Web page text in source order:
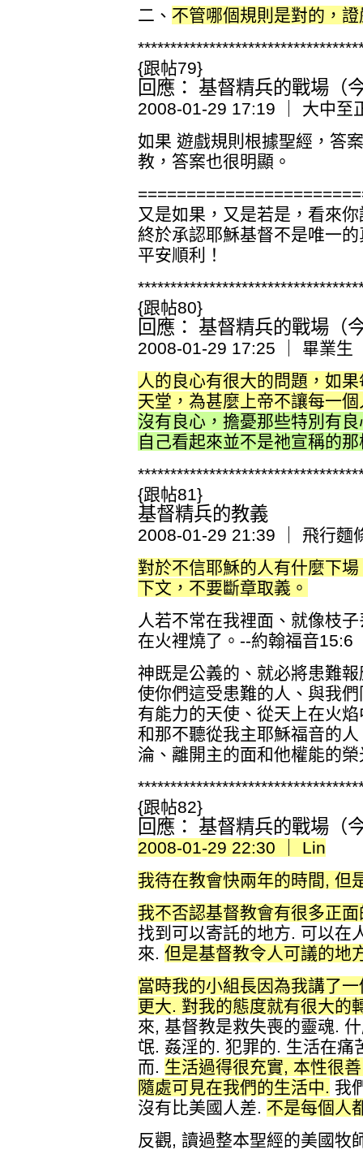
二、 不管哪個規則是對的，
{跟帖79}
回應： 基督精兵的戰場（
2008-01-29 17:19 ｜ 大中至
如果 遊戲規則根據聖經，答
教，答案也很明顯。
又是如果，又是若是，看來
終於承認耶穌基督不是唯一
平安順利！
{跟帖80}
回應： 基督精兵的戰場（
2008-01-29 17:25 ｜ 畢業生
人的良心有很大的問題，如
天堂，為甚麼上帝不讓每一
沒有良心，擔憂那些特別有
自己看起來並不是祂宣稱的
{跟帖81}
基督精兵的教義
2008-01-29 21:39 ｜ 飛行麵
對於不信耶穌的人有什麼下
下文，不要斷章取義。
人若不常在我裡面、就像枝
在火裡燒了。--約翰福音15:6
神既是公義的、就必將患難
使你們這受患難的人、與我
有能力的天使、從天上在火
和那不聽從我主耶穌福音的
淪、離開主的面和他權能的
{跟帖82}
回應： 基督精兵的戰場（
2008-01-29 22:30 ｜ Lin
我待在教會快兩年的時間, 但
我不否認基督教會有很多正
找到可以寄託的地方. 可以在
來. 但是基督教令人可議的地
當時我的小組長因為我講了
更大. 對我的態度就有很大的
來, 基督教是救失喪的靈魂.
氓. 姦淫的. 犯罪的. 生活在痛
而. 生活過得很充實, 本性很
隨處可見在我們的生活中. 我
沒有比美國人差. 不是每個人
反觀, 讀過整本聖經的美國牧